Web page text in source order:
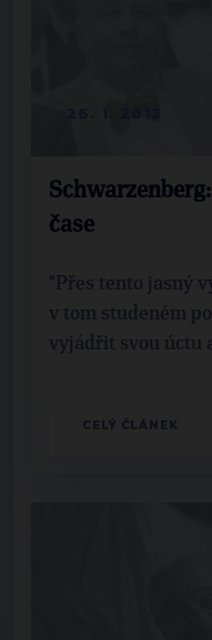
čase
"Přes tento jasný
v tom studeném
vyjádřit svou úctu
CELÝ ČLÁNEK